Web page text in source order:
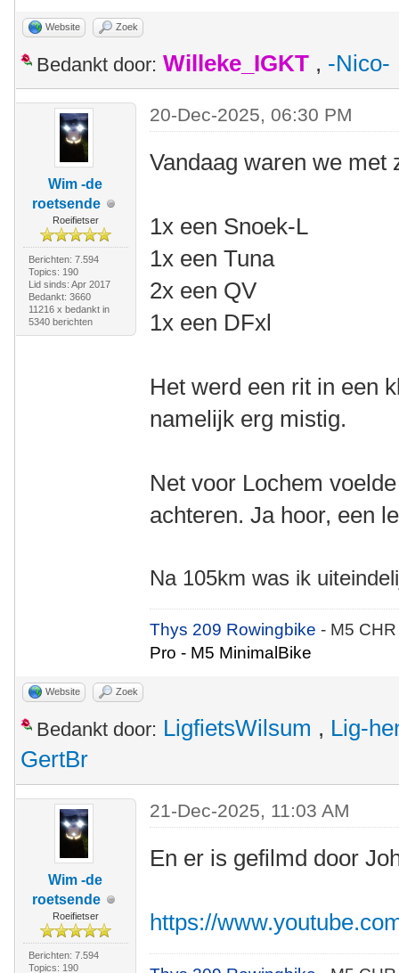
Website Zoek
Bedankt door: Willeke_IGKT , -Nico-
Wim -de
roetsende
Roeifietser
Berichten: 7.594
Topics: 190
Lid sinds: Apr 2017
Bedankt: 3660
11216 x bedankt in
5340 berichten
20-Dec-2025, 06:30 PM
Vandaag waren we met
1x een Snoek-L
1x een Tuna
2x een QV
1x een DFxl
Het werd een rit in een
namelijk erg mistig.
Net voor Lochem
achteren. Ja hoor, een
Na 105km was ik
Thys 209 Rowingbike- M5
Pro - M5 MinimalBike
Website Zoek
Bedankt door: LigfietsWilsum , Lig-
GertBr
Wim -de
roetsende
Roeifietser
Berichten: 7.594
Topics: 190
21-Dec-2025, 11:03 AM
En er is gefilmd door
https://